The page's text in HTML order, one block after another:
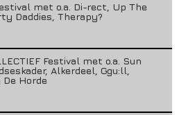
met o.a. Di-rect, Up The
Daddies, Therapy?
Festival met o.a. Sun
Alkerdeel, Ggu:ll,
De Horde